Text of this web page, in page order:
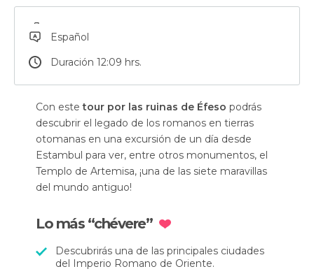
Español
Duración 12:09 hrs.
Con estetour por las ruinas de Éfeso podrás
descubrir el legado de los romanos en tierras
otomanas en una excursión de un día desde
Estambul para ver, entre otros monumentos, el
Templo de Artemisa, ¡una de las siete maravillas
del mundo antiguo!
Lo más “chévere”
Descubrirás una de las principales ciudades
del Imperio Romano de Oriente.